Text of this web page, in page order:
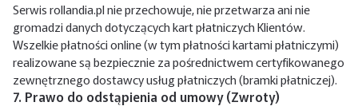
Serwis rollandia.pl nie przechowuje, nie przetwarza ani nie
gromadzi danych dotyczących kart płatniczych Klientów.
Wszelkie płatności online (w tym płatności kartami płatniczymi)
realizowane są bezpiecznie za pośrednictwem certyfikowanego
zewnętrznego dostawcy usług płatniczych (bramki płatniczej).
7. Prawo do odstąpienia od umowy (Zwroty)